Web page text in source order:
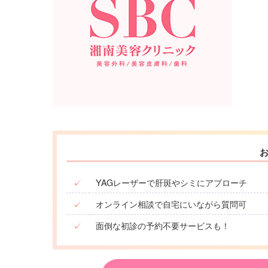
✓
YAGレーザーで肝斑やシミにアプローチ
✓
オンライン相談で自宅にいながら質問可
✓
面倒な初診の予約不要サービスも！